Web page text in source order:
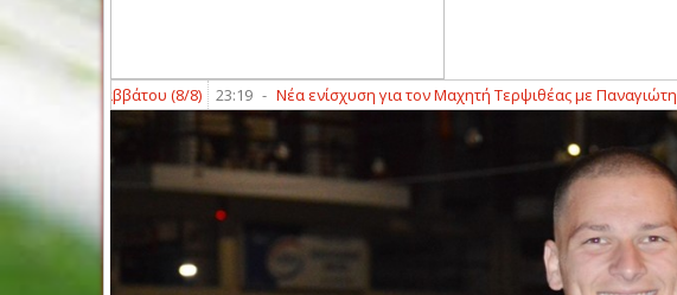
του Σαββάτου (8/8) 23:19 - Νέα ενίσχυση για τον Μαχητή Τερψιθέας με Παναγιώτη Πέππα